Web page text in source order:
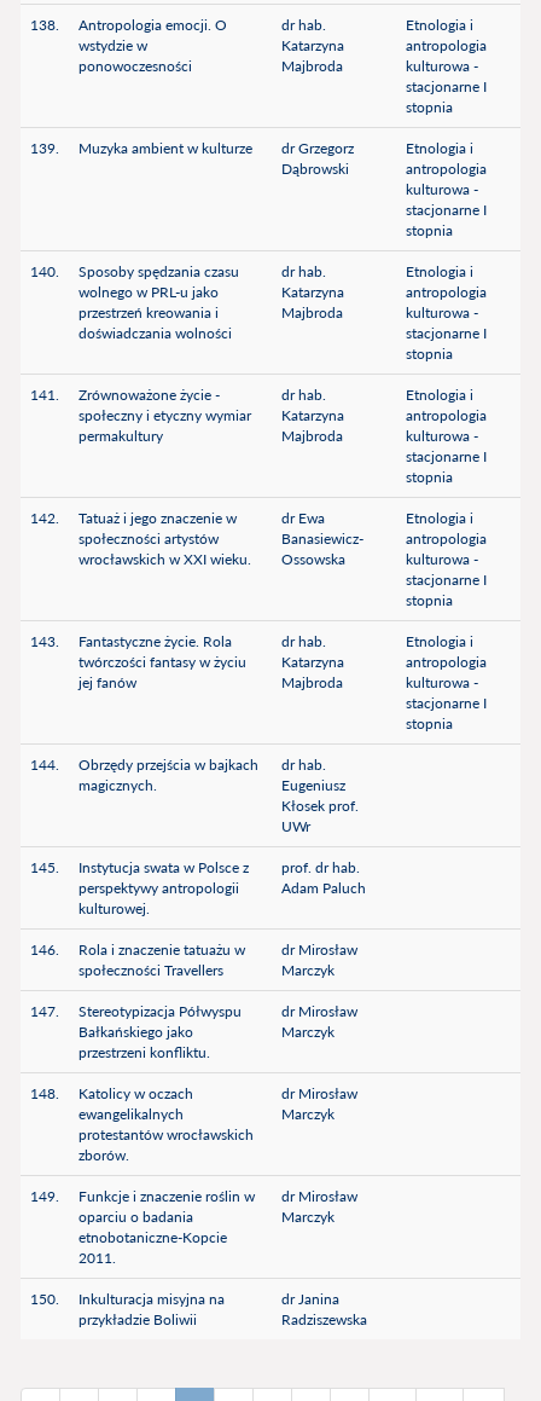
138.
Antropologia emocji. O
wstydzie w
ponowoczesności
dr hab.
Katarzyna
Majbroda
Etnologia i
antropologia
kulturowa -
stacjonarne I
stopnia
139. Muzyka ambient w kulturze
dr Grzegorz
Dąbrowski
Etnologia i
antropologia
kulturowa -
stacjonarne I
stopnia
140.
Sposoby spędzania czasu
wolnego w PRL-u jako
przestrzeń kreowania i
doświadczania wolności
dr hab.
Katarzyna
Majbroda
Etnologia i
antropologia
kulturowa -
stacjonarne I
stopnia
141.
Zrównoważone życie -
społeczny i etyczny wymiar
permakultury
dr hab.
Katarzyna
Majbroda
Etnologia i
antropologia
kulturowa -
stacjonarne I
stopnia
142.
Tatuaż i jego znaczenie w
społeczności artystów
wrocławskich w XXI wieku.
dr Ewa
Banasiewicz-
Ossowska
Etnologia i
antropologia
kulturowa -
stacjonarne I
stopnia
143.
Fantastyczne życie. Rola
twórczości fantasy w życiu
jej fanów
dr hab.
Katarzyna
Majbroda
Etnologia i
antropologia
kulturowa -
stacjonarne I
stopnia
144.
Obrzędy przejścia w bajkach
magicznych.
dr hab.
Eugeniusz
Kłosek prof.
UWr
145.
Instytucja swata w Polsce z
perspektywy antropologii
kulturowej.
prof. dr hab.
Adam Paluch
146.
Rola i znaczenie tatuażu w
społeczności Travellers
dr Mirosław
Marczyk
147.
Stereotypizacja Półwyspu
Bałkańskiego jako
przestrzeni konfliktu.
dr Mirosław
Marczyk
148.
Katolicy w oczach
ewangelikalnych
protestantów wrocławskich
zborów.
dr Mirosław
Marczyk
149.
Funkcje i znaczenie roślin w
oparciu o badania
etnobotaniczne-Kopcie
2011.
dr Mirosław
Marczyk
150.
Inkulturacja misyjna na
przykładzie Boliwii
dr Janina
Radziszewska